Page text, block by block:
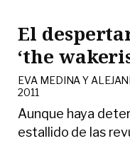
El
‘the
EVA MEDINA Y
2011
Aunque haya
estallido de las